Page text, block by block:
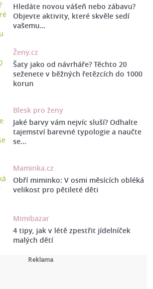
Hledáte novou vášeň nebo zábavu?
Objevte aktivity, které skvěle sedí
vašemu…
Ženy.cz
Šaty jako od návrháře? Těchto 20
seženete v běžných řetězcích do 1000
korun
Blesk pro ženy
Jaké barvy vám nejvíc sluší? Odhalte
tajemství barevné typologie a naučte
se…
Maminka.cz
Obří miminko: V osmi měsících obléká
velikost pro pětileté děti
Mimibazar
4 tipy, jak v létě zpestřit jídelníček
malých dětí